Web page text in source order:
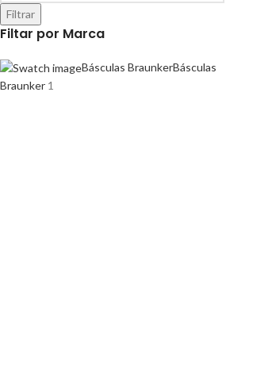
Filtrar
Filtar por Marca
Básculas BraunkerBásculas
Braunker 1